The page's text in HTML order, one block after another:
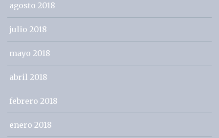
agosto 2018
julio 2018
mayo 2018
abril 2018
febrero 2018
enero 2018